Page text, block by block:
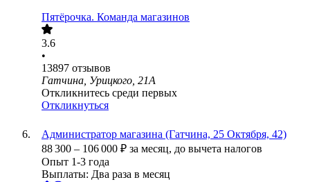
Пятёрочка. Команда магазинов
3.6
•
13897 отзывов
Гатчина, Урицкого, 21А
Откликнитесь среди первых
Откликнуться
Администратор магазина (Гатчина, 25 Октября, 42)
88 300 – 106 000 ₽ за месяц, до вычета налогов
Опыт 1-3 года
Выплаты: Два раза в месяц